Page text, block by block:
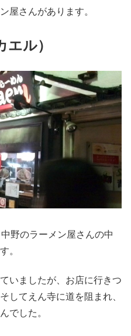
屋さんがあります。
ル）
野のラーメン屋さんの中
。
いましたが、お店に行きつ
してえん寺に道を阻まれ、
でした。